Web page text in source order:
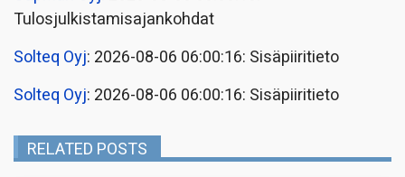
Tulosjulkistamisajankohdat
Solteq Oyj: 2026-08-06 06:00:16: Sisäpiiritieto
Solteq Oyj: 2026-08-06 06:00:16: Sisäpiiritieto
RELATED POSTS